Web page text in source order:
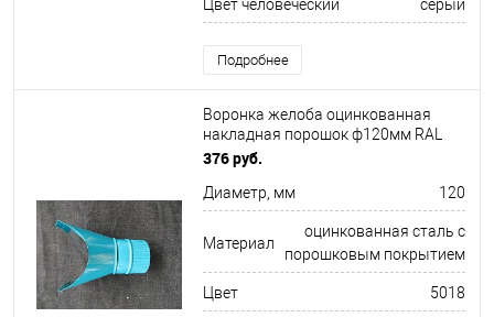
Цвет человеческий серый
Подробнее
Воронка желоба оцинкованная
накладная порошок ф120мм RAL
5018
376 руб.
Диаметр, мм 120
Материал
оцинкованная сталь с
порошковым покрытием
Цвет 5018